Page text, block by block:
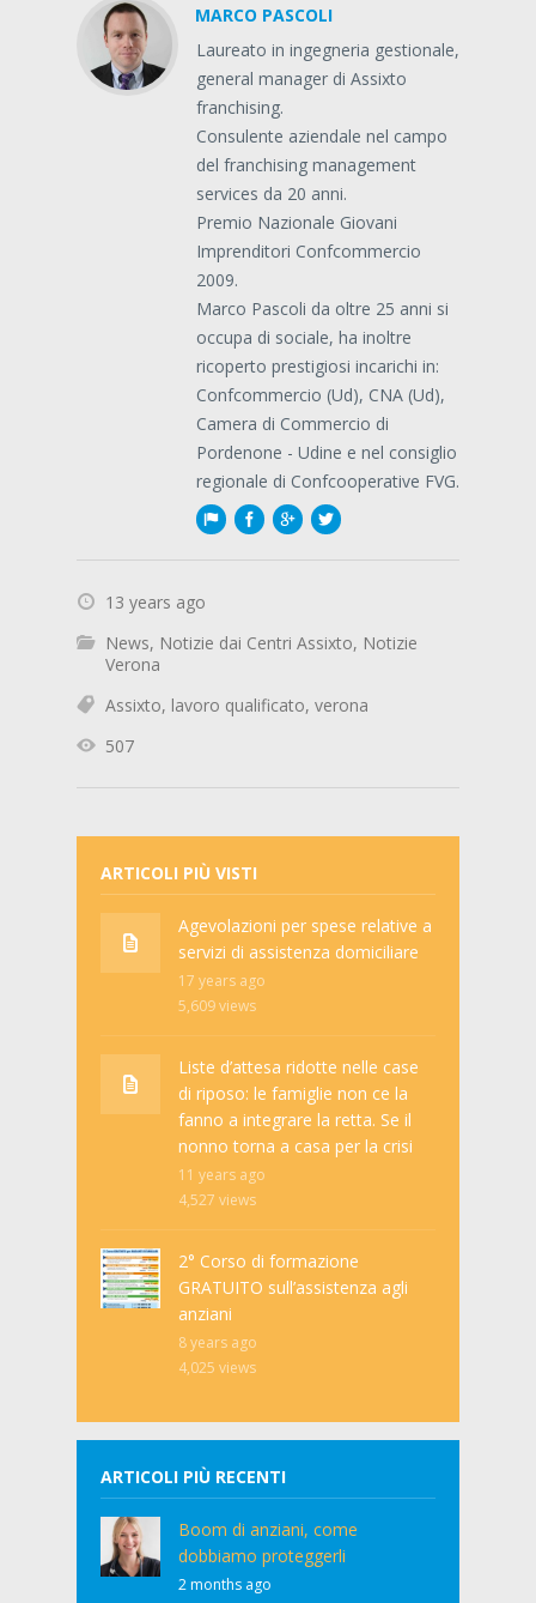
MARCO PASCOLI
Laureato in ingegneria gestionale,
general manager di Assixto
franchising.
Consulente aziendale nel campo
del franchising management
services da 20 anni.
Premio Nazionale Giovani
Imprenditori Confcommercio
2009.
Marco Pascoli da oltre 25 anni si
occupa di sociale, ha inoltre
ricoperto prestigiosi incarichi in:
Confcommercio (Ud), CNA (Ud),
Camera di Commercio di
Pordenone - Udine e nel consiglio
regionale di Confcooperative FVG.
13 years ago
News, Notizie dai Centri Assixto, Notizie
Verona
Assixto, lavoro qualificato, verona
507
ARTICOLI PIÙ VISTI
Agevolazioni per spese relative a
servizi di assistenza domiciliare
17 years ago
5,609views
Liste d’attesa ridotte nelle case
di riposo: le famiglie non ce la
fanno a integrare la retta. Se il
nonno torna a casa per la crisi
11 years ago
4,527 views
2° Corso di formazione
GRATUITO sull’assistenza agli
anziani
8 years ago
4,025 views
ARTICOLI PIÙ RECENTI
Boom di anziani, come
dobbiamo proteggerli
2 months ago